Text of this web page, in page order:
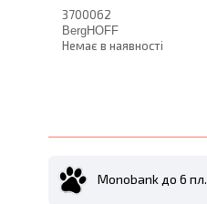
3700062
BergHOFF
Немає в наявності
Monobank до 6 пл.